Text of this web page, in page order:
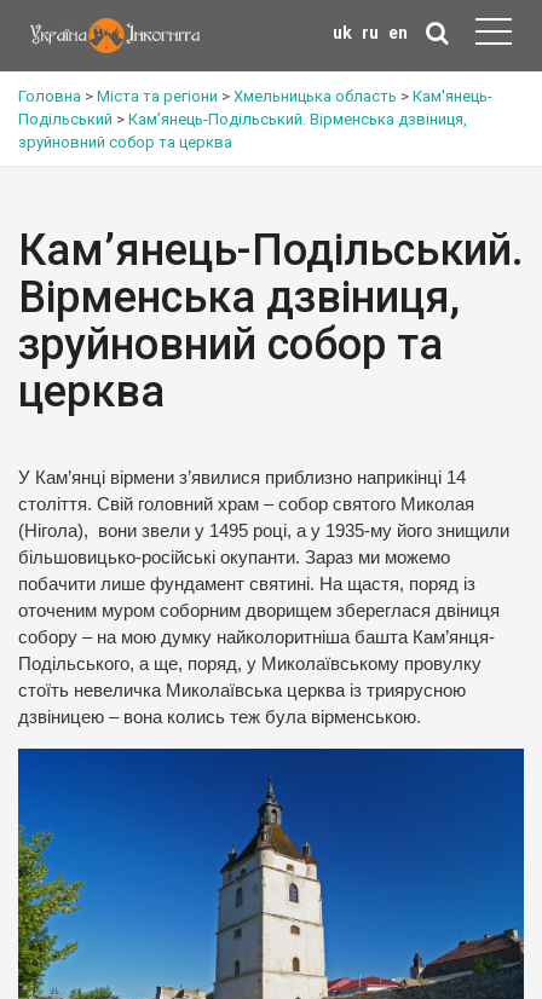
uk ru en
Головна > Міста та регіони > Хмельницька область > Кам'янець-
Подільський > Кам’янець-Подільський. Вірменська дзвіниця,
зруйновний собор та церква
Кам’янець-Подільський.
Вірменська дзвіниця,
зруйновний собор та
церква
У Кам’янці вірмени з’явилися приблизно наприкінці 14
століття. Свій головний храм – собор святого Миколая
(Нігола), вони звели у 1495 році, а у 1935-му його знищили
більшовицько-російські окупанти. Зараз ми можемо
побачити лише фундамент святині. На щастя, поряд із
оточеним муром соборним дворищем збереглася двіниця
собору – на мою думку найколоритніша башта Кам’янця-
Подільського, а ще, поряд, у Миколаївському провулку
стоїть невеличка Миколаївська церква із триярусною
дзвіницею – вона колись теж була вірменською.